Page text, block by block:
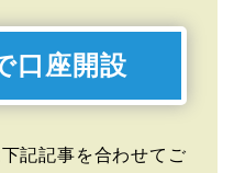
口座開設
記記事を合わせてご